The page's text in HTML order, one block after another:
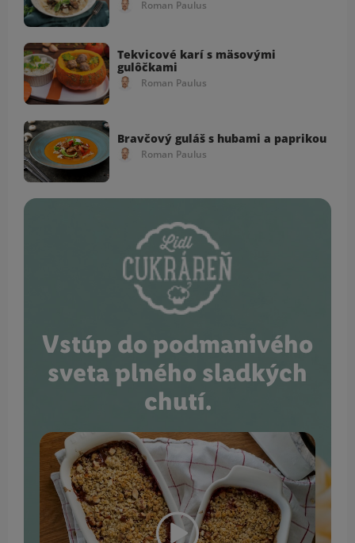
Roman Paulus
Tekvicové karí s mäsovými
gulôčkami
Roman Paulus
Bravčový guláš s hubami a paprikou
Roman Paulus
Vstúp do podmanivého
sveta plného sladkých
chutí.